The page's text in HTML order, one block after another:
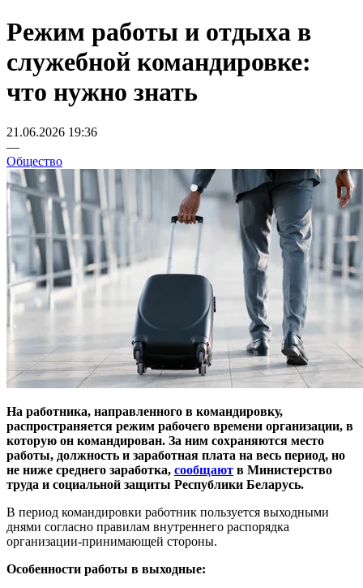
Режим работы и отдыха в
служебной командировке:
что нужно знать
21.06.2026 19:36
—
Общество
На работника, направленного в командировку,
распространяется режим рабочего времени организации, в
которую он командирован. За ним сохраняются место
работы, должность и заработная плата на весь период, но
не ниже среднего заработка, сообщают в Министерство
труда и социальной защиты Республики Беларусь.
В период командировки работник пользуется выходными
днями согласно правилам внутреннего распорядка
организации-принимающей стороны.
Особенности работы в выходные: